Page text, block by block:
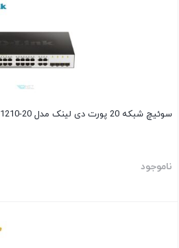
سوئیچ شبکه 20 پورت دی لینک مدل D-link DGS-1210-20
ناموجود